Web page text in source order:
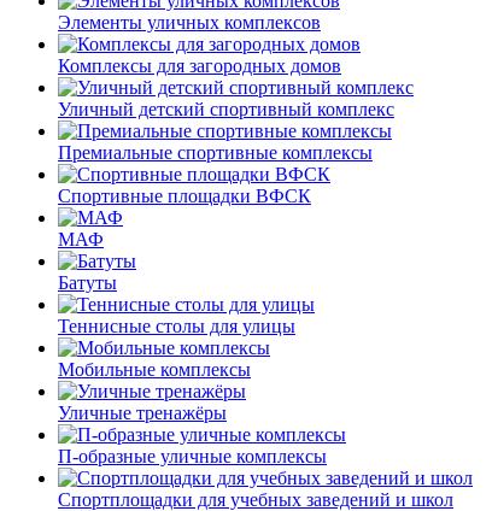
Элементы уличных комплексов
Комплексы для загородных домов
Уличный детский спортивный комплекс
Премиальные спортивные комплексы
Спортивные площадки ВФСК
МАФ
Батуты
Теннисные столы для улицы
Мобильные комплексы
Уличные тренажёры
П-образные уличные комплексы
Спортплощадки для учебных заведений и школ